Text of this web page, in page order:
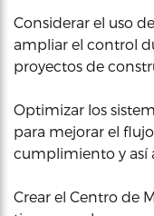
Considerar el uso
ampliar el control
proyectos de
Optimizar los
para mejorar el
cumplimiento y así
Crear el Centro de